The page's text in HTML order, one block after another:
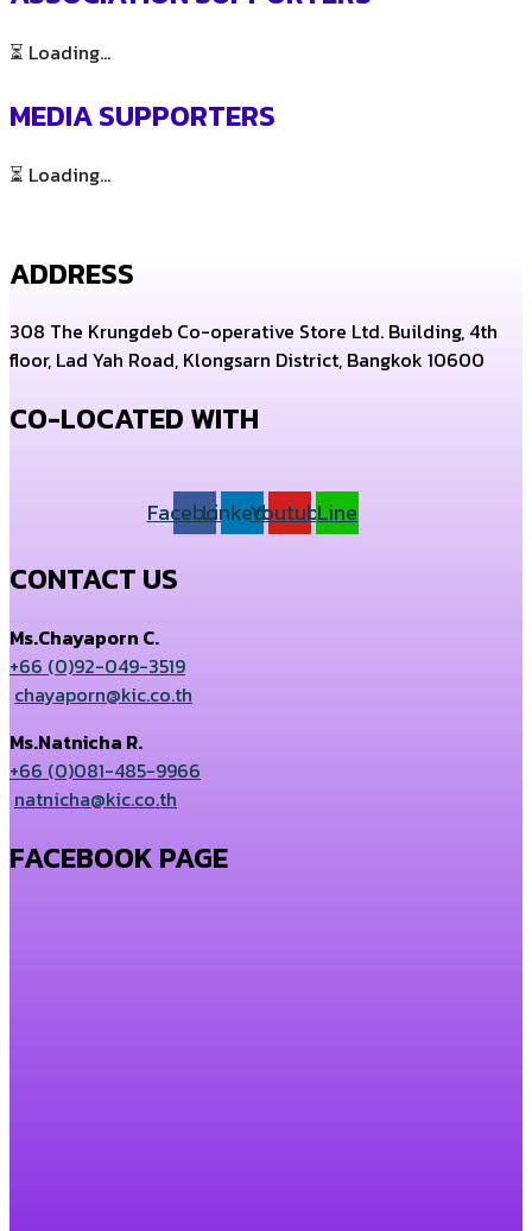
⏳ Loading...
MEDIA SUPPORTERS
⏳ Loading...
ADDRESS
308 The Krungdeb Co-operative Store Ltd. Building, 4th
floor, Lad Yah Road, Klongsarn District, Bangkok 10600
CO-LOCATED WITH
FacebookLinkedinYoutubeLine
CONTACT US
Ms.Chayaporn C.
+66 (0)92-049-3519
chayaporn@kic.co.th
Ms.Natnicha R.
+66 (0)081-485-9966
natnicha@kic.co.th
FACEBOOK PAGE